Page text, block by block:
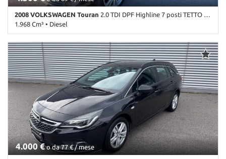
2008 VOLKSWAGEN Touran 2.0 TDI DPF Highline 7 posti TETTO ok neopatentati
1.968 Cm³ • Diesel
268.000 Km • Cambio Manuale (6) • Nero metallizzato • 5 Porte •
ABS • Airbag • Airbag laterali • Airbag Passeggero • Airbag testa •
Antifurto • Autoradio • Bracciolo • Cerchi in lega • Chiusura
centralizzata • Climatizzatore • Controllo trazione • Cruise Control
• ESP • Fendinebbia • Filtro antiparticolato • Immobilizzatore
elettronico • Sedile posteriore sdoppiato • Sensori di parcheggio
posteriori • Servosterzo • Specchietti laterali elettrici
4.000 €o da 77 € / mese